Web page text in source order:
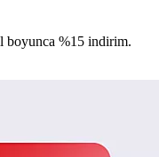
boyunca %15 indirim.